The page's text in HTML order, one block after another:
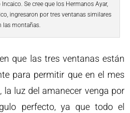
Se cree que los Hermanos Ayar,
ingresaron por tres ventanas similares
las montañas.
que las tres ventanas están
para permitir que en el mes
la luz del amanecer venga por
perfecto, ya que todo el